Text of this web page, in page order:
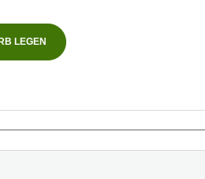
LEGEN